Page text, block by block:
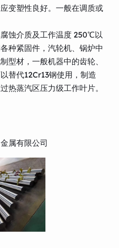
变塑性良好。一般在调质或
蚀介质及工作温度 250℃以
种紧固件，汽轮机、锅炉中
型材，一般机器中的齿轮、
替代12Cr13钢使用，制造
热蒸汽区压力级工作叶片。
属有限公司